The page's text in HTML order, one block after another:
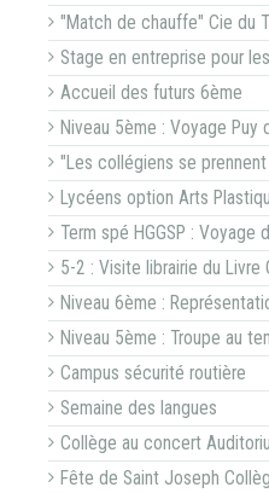
"Match de chauffe" Cie du
Stage en entreprise pour
Accueil des futurs 6ème
Niveau 5ème : Voyage Puy
"Les collégiens se
Lycéens option Arts
Term spé HGGSP : Voyage
5-2 : Visite librairie du Livre
Niveau 6ème :
Niveau 5ème : Troupe au
Campus sécurité routière
Semaine des langues
Collège au concert
Fête de Saint Joseph